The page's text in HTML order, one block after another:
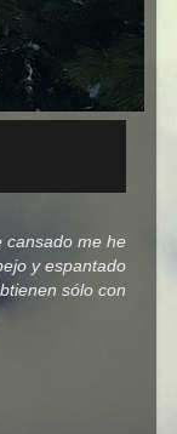
cansado me he
y espantado
sólo con